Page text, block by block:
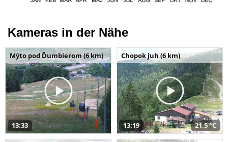
Kameras in der Nähe
Mýto pod Ďumbierom (6 km)
13:33
Chopok juh (6 km)
13:19 21,5 °C